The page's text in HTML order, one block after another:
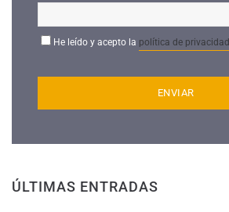
He leído y acepto la política de privacidad
ÚLTIMAS ENTRADAS